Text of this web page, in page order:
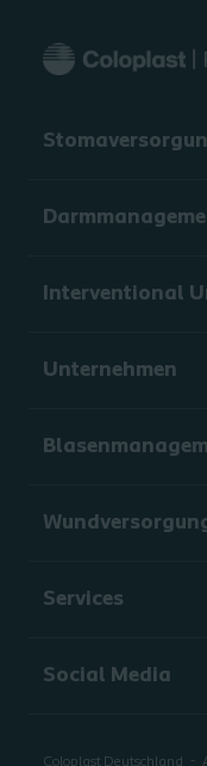
Interventional
Unternehmen
Services
Social Media
Coloplast Deutschland